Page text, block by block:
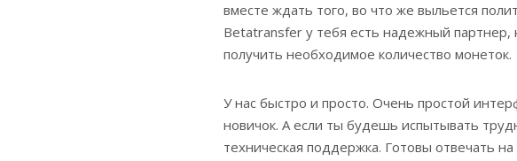
вместе ждать того, во что же выльется
Betatransfer у тебя есть надежный
получить необходимое количество монеток.
У нас быстро и просто. Очень простой
новичок. А если ты будешь испытывать
техническая поддержка. Готовы отвечать